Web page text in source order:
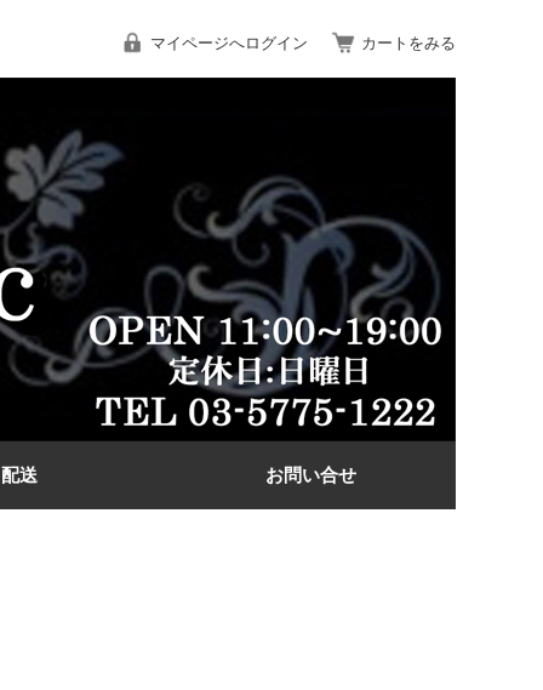
マイページへログイン カートをみる
配送 お問い合せ